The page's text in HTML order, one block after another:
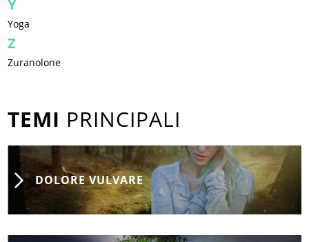
Y
Yoga
Z
Zuranolone
TEMI PRINCIPALI
DOLORE VULVARE